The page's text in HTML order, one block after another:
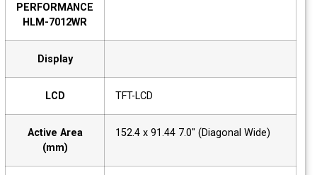
PERFORMANCE
HLM-7012WR
Display
LCD TFT-LCD
Active Area
(mm)
152.4 x 91.44 7.0" (Diagonal Wide)